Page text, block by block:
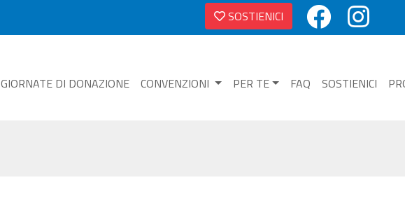
SOSTIENICI
GIORNATE DI DONAZIONE CONVENZIONI PER TE FAQ SOSTIENICI